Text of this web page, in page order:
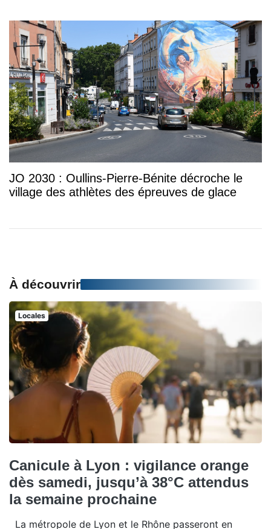
JO 2030 : Oullins-Pierre-Bénite décroche le
village des athlètes des épreuves de glace
À découvrir
Locales
Canicule à Lyon : vigilance orange
dès samedi, jusqu’à 38°C attendus
la semaine prochaine
La métropole de Lyon et le Rhône passeront en